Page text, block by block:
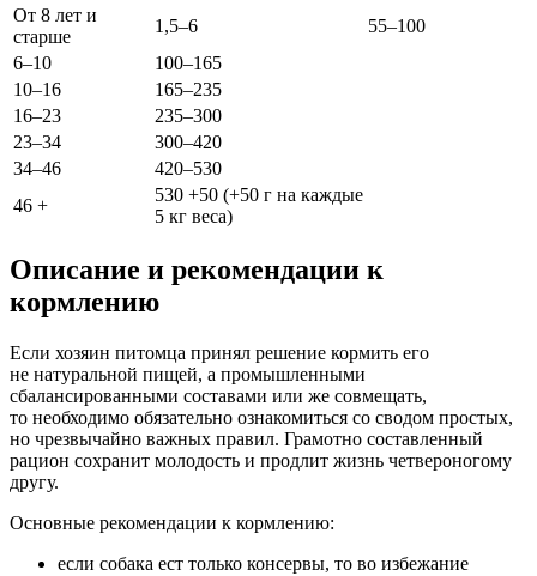
От 8 лет и
старше
1,5–6
55–100
6–10
100–165
10–16
165–235
16–23
235–300
23–34
300–420
34–46
420–530
46 +
530 +50 (+50 г на каждые
5 кг веса)
Описание и рекомендации к
кормлению
Если хозяин питомца принял решение кормить его
не натуральной пищей, а промышленными
сбалансированными составами или же совмещать,
то необходимо обязательно ознакомиться со сводом простых,
но чрезвычайно важных правил. Грамотно составленный
рацион сохранит молодость и продлит жизнь четвероногому
другу.
Основные рекомендации к кормлению:
если собака ест только консервы, то во избежание